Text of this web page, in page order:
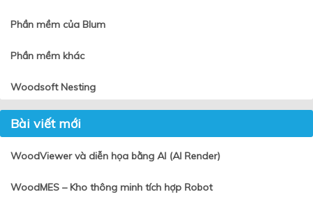
Phần mềm của Blum
Phần mềm khác
Woodsoft Nesting
Bài viết mới
WoodViewer và diễn họa bằng AI (AI Render)
WoodMES – Kho thông minh tích hợp Robot